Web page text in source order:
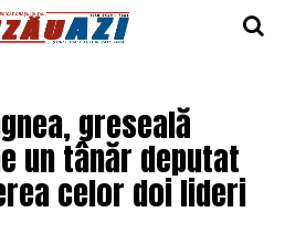
greseală
un tânăr deputat
celor doi lideri